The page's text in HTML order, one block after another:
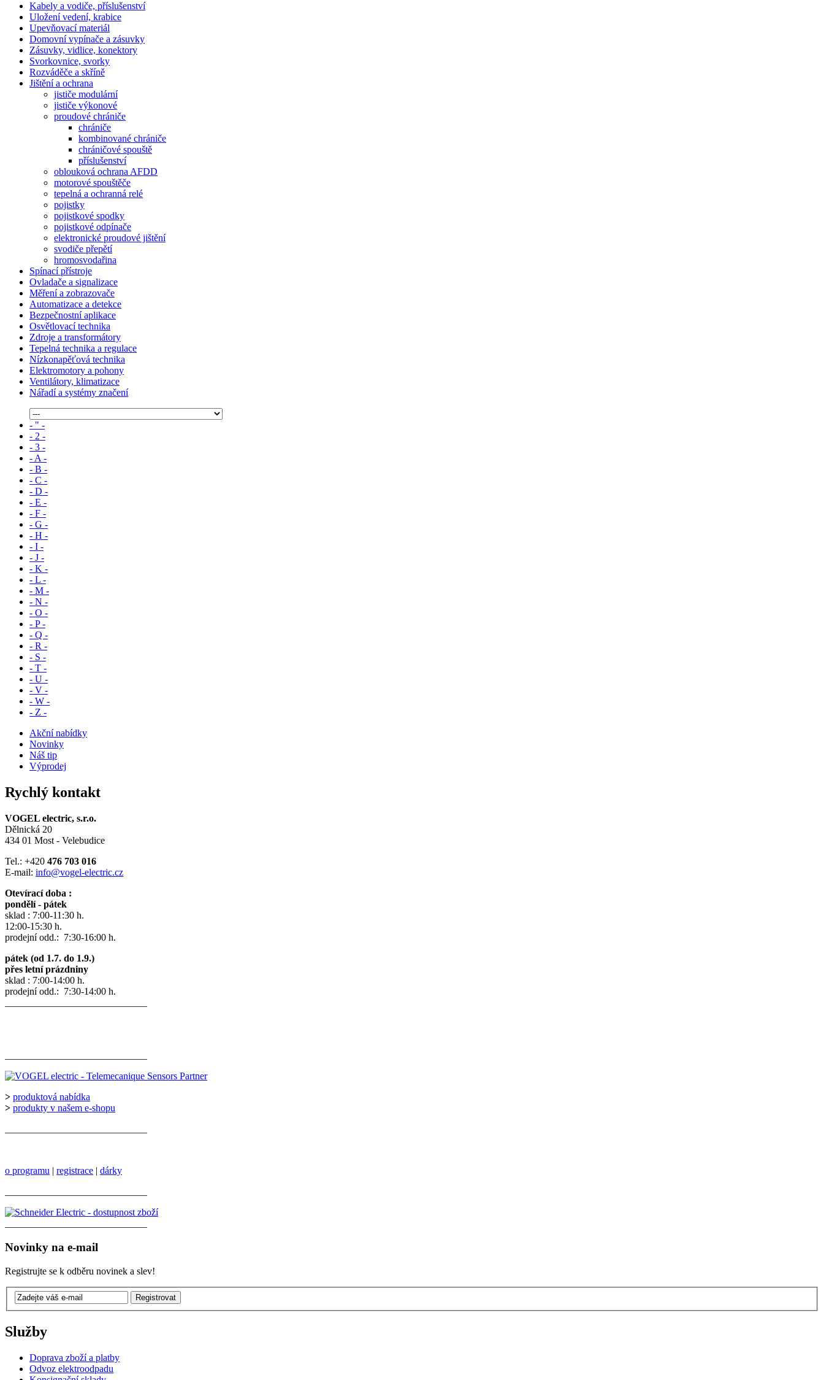
Kabely a vodiče, příslušenství
Uložení vedení, krabice
Upevňovací materiál
Domovní vypínače a zásuvky
Zásuvky, vidlice, konektory
Svorkovnice, svorky
Rozváděče a skříně
Jištění a ochrana
jističe modulární
jističe výkonové
proudové chrániče
chrániče
kombinované chrániče
chráničové spouště
příslušenství
oblouková ochrana AFDD
motorové spouštěče
tepelná a ochranná relé
pojistky
pojistkové spodky
pojistkové odpínače
elektronické proudové jištění
svodiče přepětí
hromosvodařina
Spínací přístroje
Ovladače a signalizace
Měření a zobrazovače
Automatizace a detekce
Bezpečnostní aplikace
Osvětlovací technika
Zdroje a transformátory
Tepelná technika a regulace
Nízkonapěťová technika
Elektromotory a pohony
Ventilátory, klimatizace
Nářadí a systémy značení
- " -
- 2 -
- 3 -
- A -
- B -
- C -
- D -
- E -
- F -
- G -
- H -
- I -
- J -
- K -
- L -
- M -
- N -
- O -
- P -
- Q -
- R -
- S -
- T -
- U -
- V -
- W -
- Z -
Akční nabídky
Novinky
Náš tip
Výprodej
Rychlý kontakt
VOGEL electric, s.r.o.
Dělnická 20
434 01 Most - Velebudice
Tel.: +420 476 703 016
E-mail: info@vogel-electric.cz
Otevírací doba :
pondělí - pátek
sklad : 7:00-11:30 h.
12:00-15:30 h.
prodejní odd.: 7:30-16:00 h.
pátek (od 1.7. do 1.9.)
přes letní prázdniny
sklad : 7:00-14:00 h.
prodejní odd.: 7:30-14:00 h.
> produktová nabídka
> produkty v našem e-shopu
o programu | registrace | dárky
Novinky na e-mail
Registrujte se k odběru novinek a slev!
Služby
Doprava zboží a platby
Odvoz elektroodpadu